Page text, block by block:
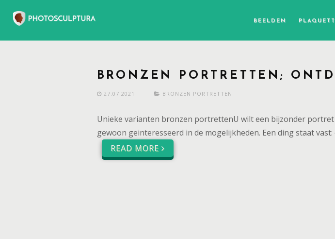
BEELDEN
BRONZEN PORTRETTEN;
27.07.2021 BRONZEN PORTRETTEN
Unieke varianten bronzen portrettenU wilt een bijzonder portret
gewoon geinteresseerd in de mogelijkheden. Een ding staat
READ MORE